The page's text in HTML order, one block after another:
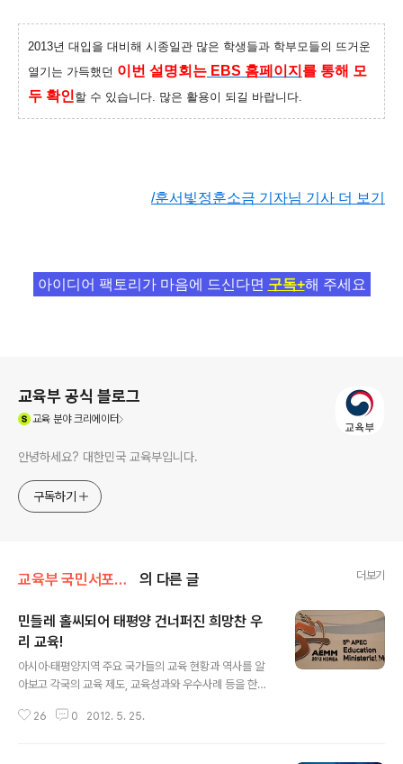
2013년 대입을 대비해 시종일관 많은 학생들과 학부모들의 뜨거운
열기는 가득했던 이번 설명회는 EBS 홈페이지 를 통해 모
두 확인 할 수 있습니다. 많은 활용이 되길 바랍니다.
/훈서빛정훈소금 기자님 기사 더 보기
아이디어 팩토리가 마음에 드신다면 구독+해 주세요
교육부 공식 블로그
교육분야 크리에이터
안녕하세요? 대한민국 교육부입니다.
구독하기
교육부 국민서포터즈 의 다른 글 더보기
민들레 홀씨되어 태평양 건너퍼진 희망찬 우
리 교육!
아시아·태평양지역 주요 국가들의 교육 현황과 역사를 알
아보고 각국의 교육 제도, 교육성과와 우수사례 등을 한눈
년의 고도 경주, 현대 호텔 다이아몬드 홀에서 5월 21일(월
26 0 2012. 5. 25.